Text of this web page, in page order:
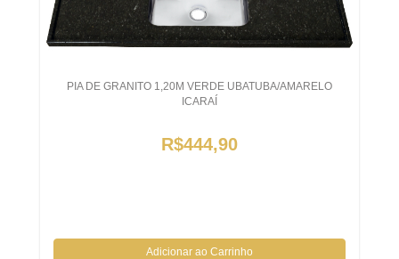
PIA DE GRANITO 1,20M VERDE UBATUBA/AMARELO
ICARAÍ
R$444,90